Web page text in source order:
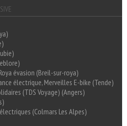
évasion (Breil-sur-roya)
électrique, Merveilles E-bike (Tende)
(TDS Voyage) (Angers)
(Colmars Les Alpes)